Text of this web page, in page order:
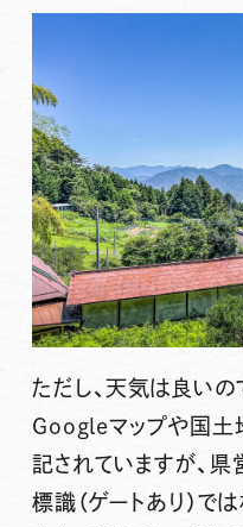
ただし、天気は良い
Googleマップや国
記されていますが、
標識（ゲートあり）で